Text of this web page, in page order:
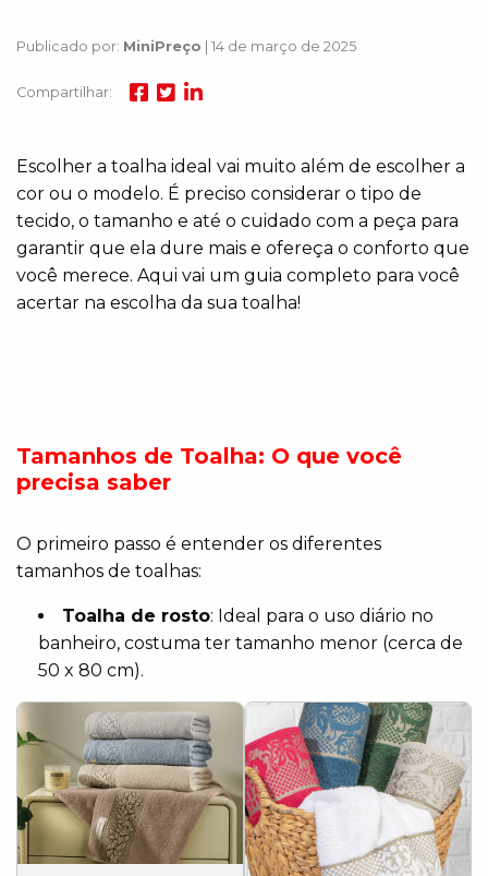
Publicado por: MiniPreço | 14 de março de 2025
Compartilhar:
Escolher a toalha ideal vai muito além de escolher a
cor ou o modelo. É preciso considerar o tipo de
tecido, o tamanho e até o cuidado com a peça para
garantir que ela dure mais e ofereça o conforto que
você merece. Aqui vai um guia completo para você
acertar na escolha da sua toalha!
Tamanhos de Toalha: O que você
precisa saber
O primeiro passo é entender os diferentes
tamanhos de toalhas:
Toalha de rosto: Ideal para o uso diário no
banheiro, costuma ter tamanho menor (cerca de
50 x 80 cm).